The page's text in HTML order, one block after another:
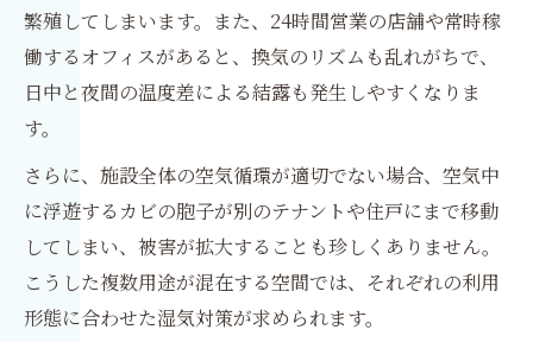
繁殖してしまいます。また、24時間営業の店舗や常時稼
働するオフィスがあると、換気のリズムも乱れがちで、
日中と夜間の温度差による結露も発生しやすくなりま
す。
さらに、施設全体の空気循環が適切でない場合、空気中
に浮遊するカビの胞子が別のテナントや住戸にまで移動
してしまい、被害が拡大することも珍しくありません。
こうした複数用途が混在する空間では、それぞれの利用
形態に合わせた湿気対策が求められます。